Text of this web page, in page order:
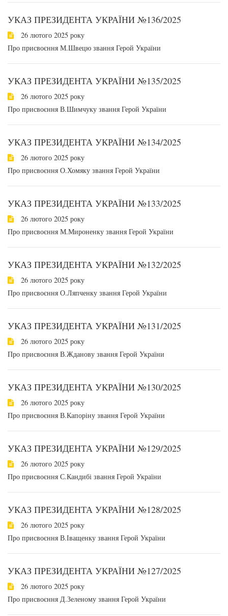
УКАЗ ПРЕЗИДЕНТА УКРАЇНИ №136/2025
26 лютого 2025 року
Про присвоєння М.Швецю звання Герой України
УКАЗ ПРЕЗИДЕНТА УКРАЇНИ №135/2025
26 лютого 2025 року
Про присвоєння В.Шимчуку звання Герой України
УКАЗ ПРЕЗИДЕНТА УКРАЇНИ №134/2025
26 лютого 2025 року
Про присвоєння О.Хомяку звання Герой України
УКАЗ ПРЕЗИДЕНТА УКРАЇНИ №133/2025
26 лютого 2025 року
Про присвоєння М.Мироненку звання Герой України
УКАЗ ПРЕЗИДЕНТА УКРАЇНИ №132/2025
26 лютого 2025 року
Про присвоєння О.Ляпченку звання Герой України
УКАЗ ПРЕЗИДЕНТА УКРАЇНИ №131/2025
26 лютого 2025 року
Про присвоєння В.Жданову звання Герой України
УКАЗ ПРЕЗИДЕНТА УКРАЇНИ №130/2025
26 лютого 2025 року
Про присвоєння В.Капоріну звання Герой України
УКАЗ ПРЕЗИДЕНТА УКРАЇНИ №129/2025
26 лютого 2025 року
Про присвоєння С.Кандибі звання Герой України
УКАЗ ПРЕЗИДЕНТА УКРАЇНИ №128/2025
26 лютого 2025 року
Про присвоєння В.Іващенку звання Герой України
УКАЗ ПРЕЗИДЕНТА УКРАЇНИ №127/2025
26 лютого 2025 року
Про присвоєння Д.Зеленому звання Герой України